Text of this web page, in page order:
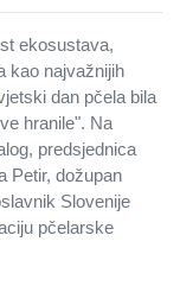
ekosustava,
kao najvažnijih
dan pčela bila
hranile". Na
predsjednica
Petir, dožupan
Slovenije
pčelarske